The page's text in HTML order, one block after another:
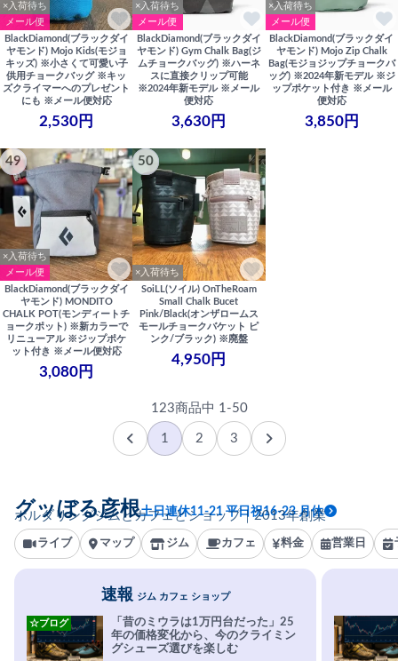
×入荷待ち
メール便
BlackDiamond(ブラックダイ
ヤモンド) Mojo Kids(モジョ
キッズ) ※小さくて可愛い子
供用チョークバッグ ※キッ
ズクライマーへのプレゼント
にも ※メール便対応
2,530円
×入荷待ち
メール便
BlackDiamond(ブラックダイ
ヤモンド) Gym Chalk Bag(ジ
ムチョークバッグ) ※ハーネ
スに直接クリップ可能
※2024年新モデル ※メール
便対応
3,630円
×入荷待ち
メール便
BlackDiamond(ブラックダイ
ヤモンド) Mojo Zip Chalk
Bag(モジョジップチョークバ
ッグ) ※2024年新モデル ※ジ
ップポケット付き ※メール
便対応
3,850円
49
×入荷待ち
メール便
BlackDiamond(ブラックダイ
ヤモンド) MONDITO
CHALK POT(モンディートチ
ョークポット) ※新カラーで
リニューアル ※ジップポケ
ット付き ※メール便対応
3,080円
50
×入荷待ち
SoiLL(ソイル) OnTheRoam
Small Chalk Bucet
Pink/Black(オンザロームス
モールチョークバケット ピ
ンク/ブラック) ※廃盤
4,950円
123商品中 1-50
1 2 3
ボルダリングジムとカフェとショップ｜2013年創業
グッぼる彦根土日連休11-21 平日祝16-23 月休
ライブ マップ ジム カフェ 料金 営業日
速報 ジム カフェ ショップ
「昔のミウラは1万円台だった」25
年の価格変化から、今のクライミン
グシューズ選びを楽しむ
☆ブログ